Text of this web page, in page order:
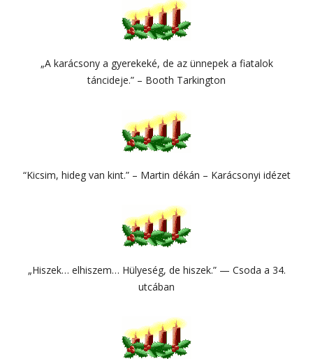
„A karácsony a gyerekeké, de az ünnepek a fiatalok
táncideje.” – Booth Tarkington
“Kicsim, hideg van kint.” – Martin dékán – Karácsonyi idézet
„Hiszek… elhiszem… Hülyeség, de hiszek.” — Csoda a 34.
utcában